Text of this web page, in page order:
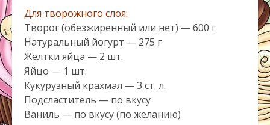
Для творожного слоя:
Творог (обезжиренный или нет) — 600 г
Натуральный йогурт — 275 г
Желтки яйца — 2 шт.
Яйцо — 1 шт.
Кукурузный крахмал — 3 ст. л.
Подсластитель — по вкусу
Ваниль — по вкусу (по желанию)